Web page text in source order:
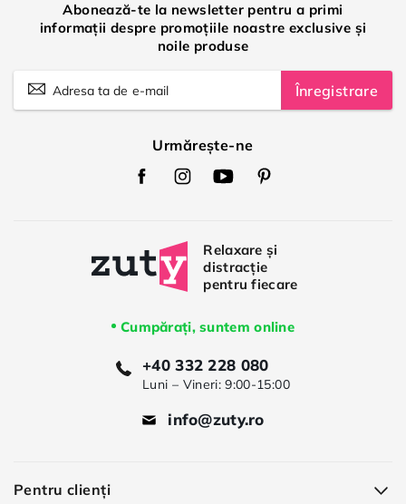
Abonează-te la newsletter pentru a primi
informații despre promoțiile noastre exclusive și
noile produse
Înregistrare
Urmărește-ne
Zuty
Facebook
Zuty
Instagram
Zuty
Youtube
Zuty
Pinterest
Cumpărați, suntem online
+40 332 228 080
Luni – Vineri: 9:00-15:00
info@zuty.ro
Pentru clienți